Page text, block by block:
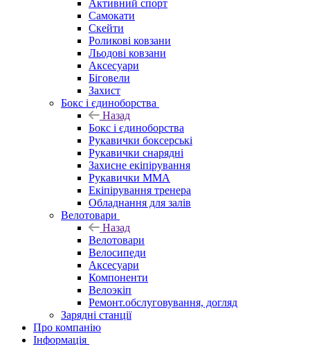
Активний спорт
Самокати
Скейти
Роликові ковзани
Льодові ковзани
Аксесуари
Біговели
Захист
Бокс і єдиноборства
Назад
Бокс і єдиноборства
Рукавички боксерські
Рукавички снарядні
Захисне екіпірування
Рукавички ММА
Екіпірування тренера
Обладнання для залів
Велотовари
Назад
Велотовари
Велосипеди
Аксесуари
Компоненти
Велоэкіп
Ремонт.обслуговування, догляд
Зарядні станції
Про компанію
Інформація